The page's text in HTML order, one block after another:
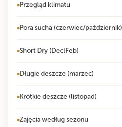
Przegląd klimatu
Pora sucha (czerwiec/październik)
Short Dry (DeclFeb)
Długie deszcze (marzec)
Krótkie deszcze (listopad)
Zajęcia według sezonu